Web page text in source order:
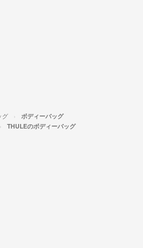
グ ボディーバッグ
THULEのボディーバッグ